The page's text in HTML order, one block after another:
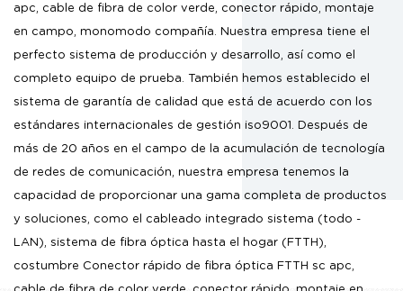
apc, cable de fibra de color verde, conector rápido, montaje
en campo, monomodo compañía. Nuestra empresa tiene el
perfecto sistema de producción y desarrollo, así como el
completo equipo de prueba. También hemos establecido el
sistema de garantía de calidad que está de acuerdo con los
estándares internacionales de gestión iso9001. Después de
más de 20 años en el campo de la acumulación de tecnología
de redes de comunicación, nuestra empresa tenemos la
capacidad de proporcionar una gama completa de productos
y soluciones, como el cableado integrado sistema (todo -
LAN), sistema de fibra óptica hasta el hogar (FTTH),
costumbre Conector rápido de fibra óptica FTTH sc apc,